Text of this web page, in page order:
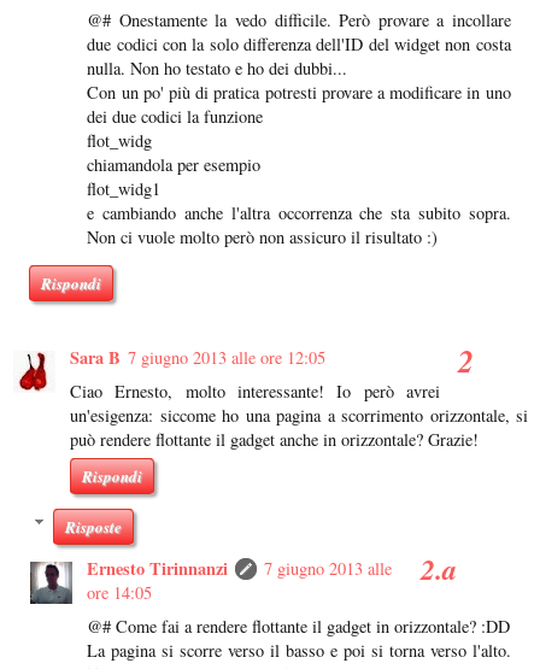
@# Onestamente la vedo difficile. Però provare a incollare
due codici con la solo differenza dell'ID del widget non costa
nulla. Non ho testato e ho dei dubbi...
Con un po' più di pratica potresti provare a modificare in uno
dei due codici la funzione
flot_widg
chiamandola per esempio
flot_widg1
e cambiando anche l'altra occorrenza che sta subito sopra.
Non ci vuole molto però non assicuro il risultato :)
Rispondi
Sara B 7 giugno 2013 alle ore 12:05
Ciao Ernesto, molto interessante! Io però avrei
un'esigenza: siccome ho una pagina a scorrimento orizzontale, si
può rendere flottante il gadget anche in orizzontale? Grazie!
Rispondi
Risposte
Ernesto Tirinnanzi
7 giugno 2013 alle
ore 14:05
@# Come fai a rendere flottante il gadget in orizzontale? :DD
La pagina si scorre verso il basso e poi si torna verso l'alto.